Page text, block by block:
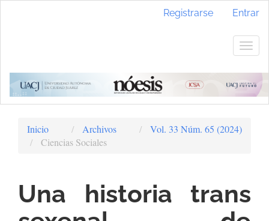
lateral
Registrarse Entrar
Inicio Archivos
Vol. 33 Núm. 65 (2024)
Ciencias Sociales
Una historia trans